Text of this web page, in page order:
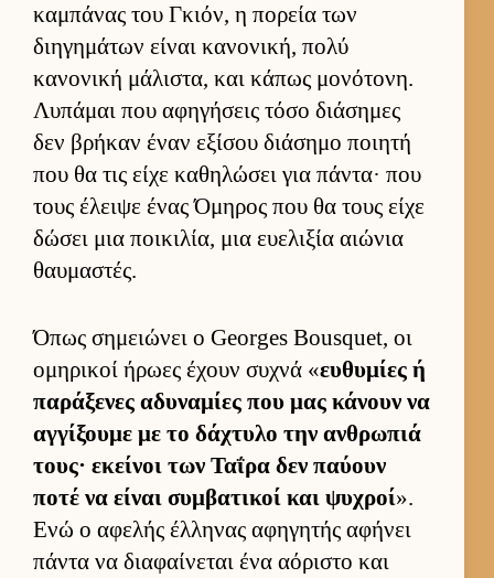
καμπάνας του Γκιόν, η πορεία των
διηγημάτων εί­ναι κανονική, πολύ
κανονική μάλιστα, και κάπως μονότονη.
Λυπάμαι που αφηγήσεις τόσο διάσημες
δεν βρήκαν έναν εξίσου διάσημο ποι­ητή
που θα τις είχε καθηλώσει για πάντα· που
τους έλειψε ένας Όμηρος που θα τους είχε
δώσει μια ποι­κιλία, μια ευ­ελιξία αιώνια
θαυ­μαστές.
Όπως σημειώνει ο Georges Bousquet, οι
ομηρικοί ήρωες έχουν συχνά «ευ­θυμίες ή
παράξενες αδυναμίες που μας κάνουν να
αγ­γίξουμε με το δάχτυλο την αν­θρωπιά
τους· εκεί­νοι των Ταΐρα δεν παύ­ουν
ποτέ να εί­ναι συμ­βατικοί και ψυχροί».
Ενώ ο αφελής έλ­ληνας αφηγητής αφήνει
πάντα να δια­φαί­νεται ένα αόριστο και